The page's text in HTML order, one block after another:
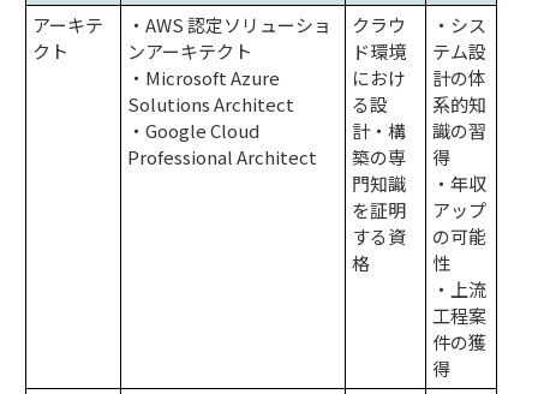
アーキテ
クト
・AWS 認定ソリューショ
ンアーキテクト
・Microsoft Azure
Solutions Architect
・Google Cloud
Professional Architect
クラウ
ド環境
におけ
る設
計・構
築の専
門知識
を証明
する資
格
・シス
テム設
計の体
系的知
識の習
得
・年収
アップ
の可能
性
・上流
工程案
件の獲
得